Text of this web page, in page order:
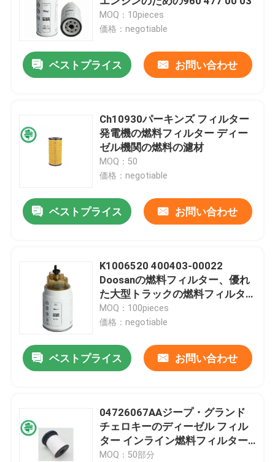
MOQ：10pieces
価格：negotiable
ベストプライス お問い合わせ
Ch10930パーキンズ フィルター
発電機の燃料フィルター ディー
ゼル機関の燃料の濾材
MOQ：50
価格：negotiable
ベストプライス お問い合わせ
K1006520 400403-00022
Doosanの燃料フィルター、優れ
た大型トラックの燃料フィルタ
ー
MOQ：100pieces
価格：negotiable
ベストプライス お問い合わせ
04726067AAジープ・グランド
チェロキーのディーゼル フィル
ター インライン燃料フィルター
3.0L
MOQ：50部分